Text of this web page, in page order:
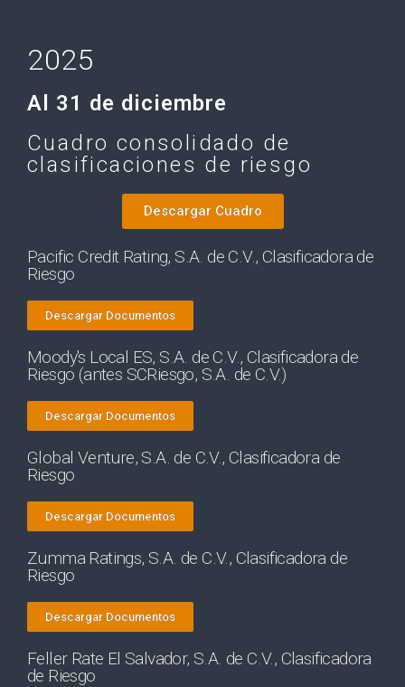
2025
Al 31 de diciembre
Cuadro consolidado de
clasificaciones de riesgo
Descargar Cuadro
Pacific Credit Rating, S.A. de C.V., Clasificadora de
Riesgo
Descargar Documentos
Moody's Local ES, S.A. de C.V., Clasificadora de
Riesgo (antes SCRiesgo, S.A. de C.V.)
Descargar Documentos
Global Venture, S.A. de C.V., Clasificadora de
Riesgo
Descargar Documentos
Zumma Ratings, S.A. de C.V., Clasificadora de
Riesgo
Descargar Documentos
Feller Rate El Salvador, S.A. de C.V., Clasificadora
de Riesgo